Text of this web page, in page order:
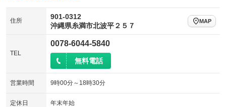
住所
901-0312
沖縄県糸満市北波平２５７
MAP
TEL
0078-6044-5840
無料電話
営業時間 9時00分～18時30分
定休日 年末年始